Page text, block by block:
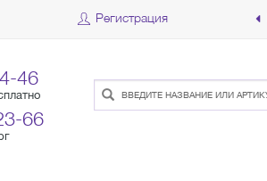
Регистрация
46
66